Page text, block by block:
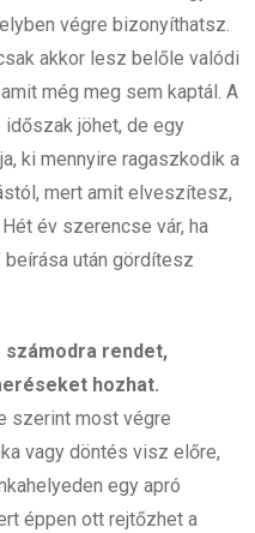
végre bizonyíthatsz.
akkor lesz belőle valódi
még meg sem kaptál. A
jöhet, de egy
ki mennyire ragaszkodik a
mert amit elveszítesz,
év szerencse vár, ha
után gördítesz
számodra rendet,
hozhat.
szerint most végre
vagy döntés visz előre,
egy apró
éppen ott rejtőzhet a